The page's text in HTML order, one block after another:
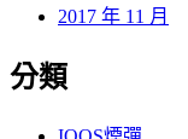
2017 年 11 月
分類